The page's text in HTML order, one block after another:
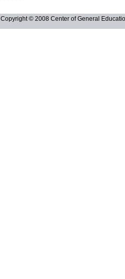
Copyright © 2008 Center of General